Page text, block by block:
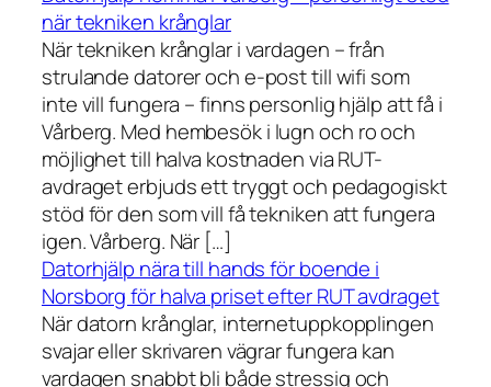
när tekniken krånglar
När tekniken krånglar i vardagen – från
strulande datorer och e-post till wifi som
inte vill fungera – finns personlig hjälp att få i
Vårberg. Med hembesök i lugn och ro och
möjlighet till halva kostnaden via RUT-
avdraget erbjuds ett tryggt och pedagogiskt
stöd för den som vill få tekniken att fungera
igen. Vårberg. När […]
Datorhjälp nära till hands för boende i
Norsborg för halva priset efter RUT avdraget
När datorn krånglar, internetuppkopplingen
svajar eller skrivaren vägrar fungera kan
vardagen snabbt bli både stressig och